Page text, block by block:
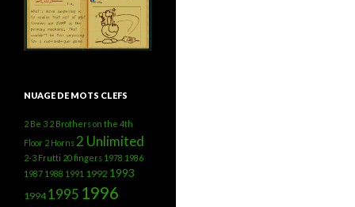
NUAGE DE MOTS CLEFS
2 Be 3 2 Brothers on the 4th
Floor 2 Horns 2 Unlimited
2-3 Frutti 20 fingers 1978 1986
1987 1988 1991 1992 1993
1994 1995 1996